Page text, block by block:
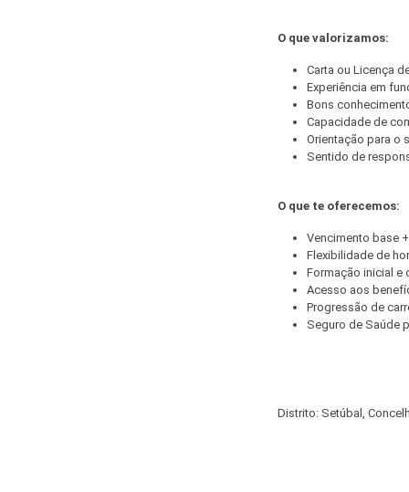
O que valorizamos:
Carta ou Licença
Experiência em
Bons
Capacidade de
Orientação para o
Sentido de
O que te oferecemos:
Vencimento base
Flexibilidade de
Formação inicial e
Acesso aos
Progressão de
Seguro de Saúde
Distrito: Setúbal,